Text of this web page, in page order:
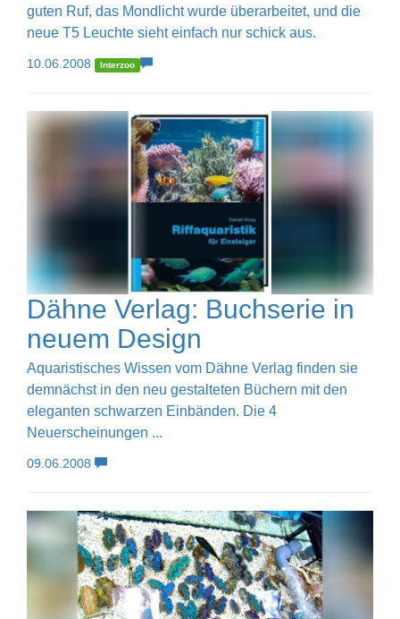
guten Ruf, das Mondlicht wurde überarbeitet, und die
neue T5 Leuchte sieht einfach nur schick aus.
10.06.2008 Interzoo
Dähne Verlag: Buchserie in
neuem Design
Aquaristisches Wissen vom Dähne Verlag finden sie
demnächst in den neu gestalteten Büchern mit den
eleganten schwarzen Einbänden. Die 4
Neuerscheinungen ...
09.06.2008